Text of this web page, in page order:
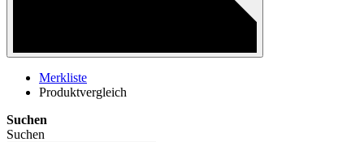
Merkliste
Produktvergleich
Suchen
Suchen